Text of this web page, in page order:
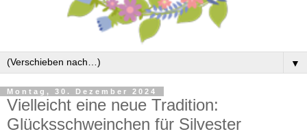
▼
Montag, 30. Dezember 2024
Vielleicht eine neue Tradition:
Glücksschweinchen für Silvester